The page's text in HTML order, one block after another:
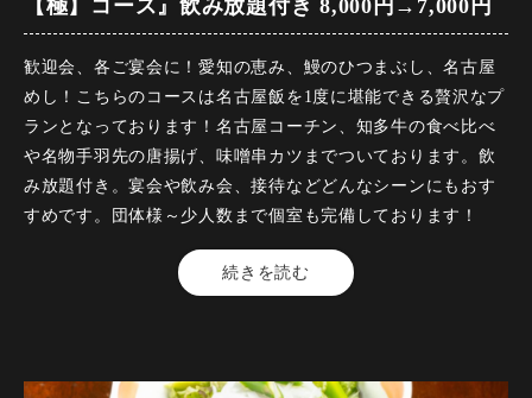
・この内容は仕入れ状況等により変更になる場合がございま
コースの制限時間は120分となっております。
【極】コース』飲み放題付き 8,000円→7,000円
歓迎会、各ご宴会に！愛知の恵み、鰻のひつまぶし、名古屋
めし！こちらのコースは名古屋飯を1度に堪能できる贅沢なプ
ランとなっております！名古屋コーチン、知多牛の食べ比べ
や名物手羽先の唐揚げ、味噌串カツまでついております。飲
み放題付き。宴会や飲み会、接待などどんなシーンにもおす
すめです。団体様～少人数まで個室も完備しております！
続きを読む
【料金】7000円（税込）
【飲み放題】有 約30品以上